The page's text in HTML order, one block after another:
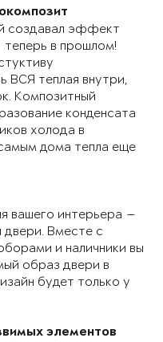
создавал эффект
в прошлом!
ВСЯ теплая внутри,
Композитный
конденсата
холода в
дома тепла еще
вашего интерьера —
двери. Вместе с
и наличники вы
образ двери в
будет только у
элементов